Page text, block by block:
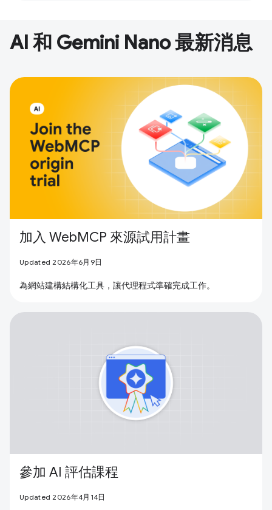
AI 和 Gemini Nano 最新消息
加入 WebMCP 來源試用計畫
Updated 2026年6月9日
為網站建構結構化工具，讓代理程式準確完成工作。
參加 AI 評估課程
Updated 2026年4月14日